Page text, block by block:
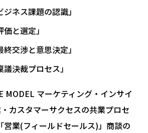
ネス課題の認識」
と選定」
交渉と意思決定」
決裁プロセス」
MODEL マーケティング・インサイ
カスタマーサクセスの共業プロセ
営業(フィールドセールス)」商談の